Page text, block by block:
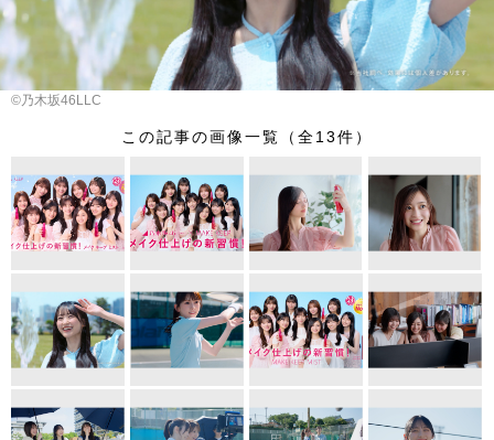
©乃木坂46LLC
この記事の画像一覧（全13件）